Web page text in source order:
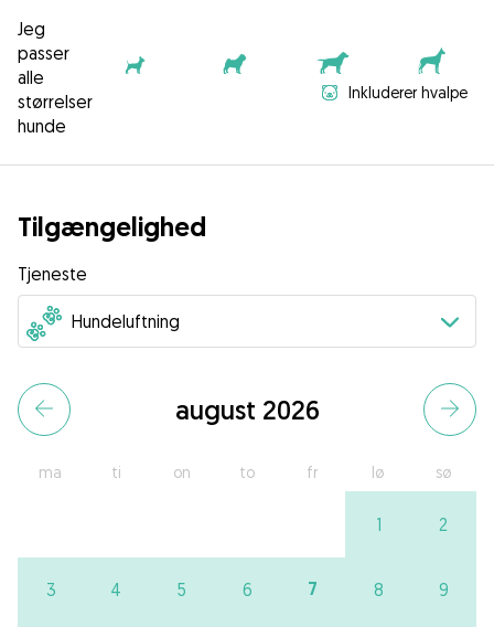
Jeg
passer
alle
størrelser
hunde
Inkluderer hvalpe
Tilgængelighed
Tjeneste
august 2026
ma ti on to fr lø sø
1 2
3 4 5 6 7 8 9